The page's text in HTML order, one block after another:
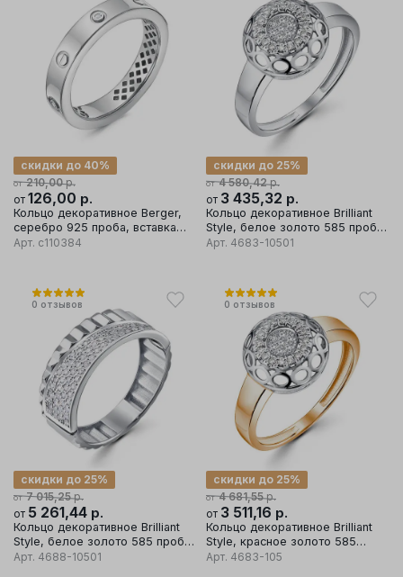
от 210,00р.
скидки до 40%
от 126,00 р.
Кольцо декоративное Berger,
серебро 925 проба, вставка
фианит
Арт. с110384
от 4 580,42р.
скидки до 25%
от 3 435,32 р.
Кольцо декоративное Brilliant
Style, белое золото 585 проба,
вставка бриллиант
Арт. 4683-10501
0 отзывов
от 7 015,25р.
скидки до 25%
от 5 261,44 р.
Кольцо декоративное Brilliant
Style, белое золото 585 проба,
вставка бриллиант
Арт. 4688-10501
0 отзывов
от 4 681,55р.
скидки до 25%
от 3 511,16 р.
Кольцо декоративное Brilliant
Style, красное золото 585
проба, вставка бриллиант
Арт. 4683-105